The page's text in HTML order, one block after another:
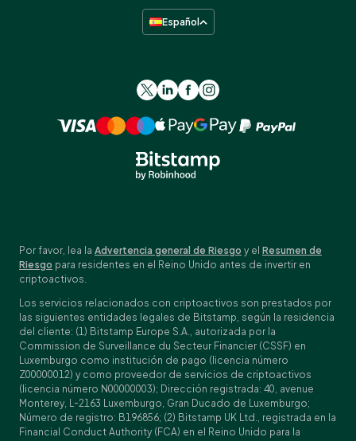
Español
Por favor, lea la Advertencia general de Riesgo y el Resumen de
Riesgo para residentes en el Reino Unido antes de invertir en
criptoactivos.
Los servicios relacionados con criptoactivos son prestados por
las siguientes entidades legales de Bitstamp, según la residencia
del cliente: (1) Bitstamp Europe S.A., autorizada por la
Commission de Surveillance du Secteur Financier (CSSF) en
Luxemburgo como institución de pago (licencia número
Z00000012) y como proveedor de servicios de criptoactivos
(licencia número N00000003); Dirección registrada: 40, avenue
Monterey, L-2163 Luxemburgo, Gran Ducado de Luxemburgo;
Número de registro: B196856; (2) Bitstamp UK Ltd., registrada en la
Financial Conduct Authority (FCA) en el Reino Unido para la